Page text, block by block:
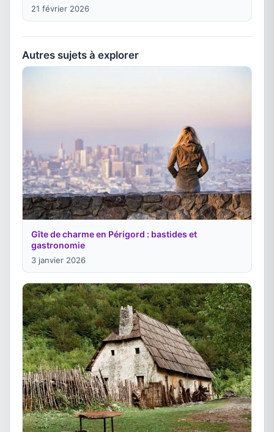
21 février 2026
Autres sujets à explorer
Gîte de charme en Périgord : bastides et
gastronomie
3 janvier 2026